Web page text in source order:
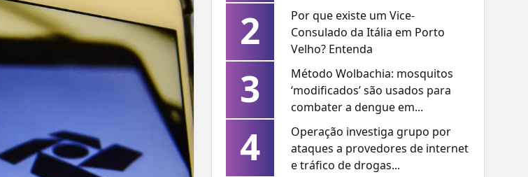
2
Por que existe um Vice-
Consulado da Itália em Porto
Velho? Entenda
3
Método Wolbachia: mosquitos
‘modificados’ são usados para
combater a dengue em...
4
Operação investiga grupo por
ataques a provedores de internet
e tráfico de drogas...